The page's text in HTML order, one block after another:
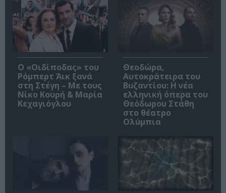
O «Οιδίποδας» του
Ρόμπερτ Άικ ξανά
στη Στέγη – Με τους
Νίκο Κουρή & Μαρία
Κεχαγιόγλου
Θεοδώρα,
Αυτοκράτειρα του
Βυζαντίου: Η νέα
ελληνική όπερα του
Θεόδωρου Στάθη
στο θέατρο
Ολύμπια